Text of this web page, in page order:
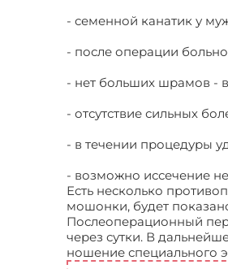
- семенной канатик у
- после операции
- нет больших шрамов -
- отсутствие сильных
- в течении процедуры
- возможно иссечение
Есть несколько
мошонки, будет
Послеоперационный
через сутки. В
ношение специального